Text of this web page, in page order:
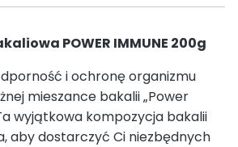
POWER IMMUNE 200g
i ochronę organizmu
mieszance bakalii „Power
wyjątkowa kompozycja bakalii
aby dostarczyć Ci niezbędnych